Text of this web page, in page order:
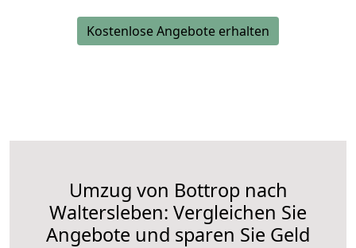
Kostenlose Angebote erhalten
Umzug von Bottrop nach
Waltersleben: Vergleichen Sie
Angebote und sparen Sie Geld